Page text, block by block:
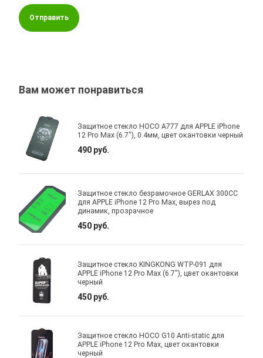
Отправить
Вам может понравиться
Защитное стекло HOCO A777 для APPLE iPhone
12 Pro Max (6.7"), 0.4мм, цвет окантовки черный
490 руб.
Защитное стекло безрамочное GERLAX 300CC
для APPLE iPhone 12 Pro Max, вырез под
динамик, прозрачное
450 руб.
Защитное стекло KINGKONG WTP-091 для
APPLE iPhone 12 Pro Max (6.7"), цвет окантовки
черный
450 руб.
Защитное стекло HOCO G10 Anti-static для
APPLE iPhone 12 Pro Max, цвет окантовки
черный